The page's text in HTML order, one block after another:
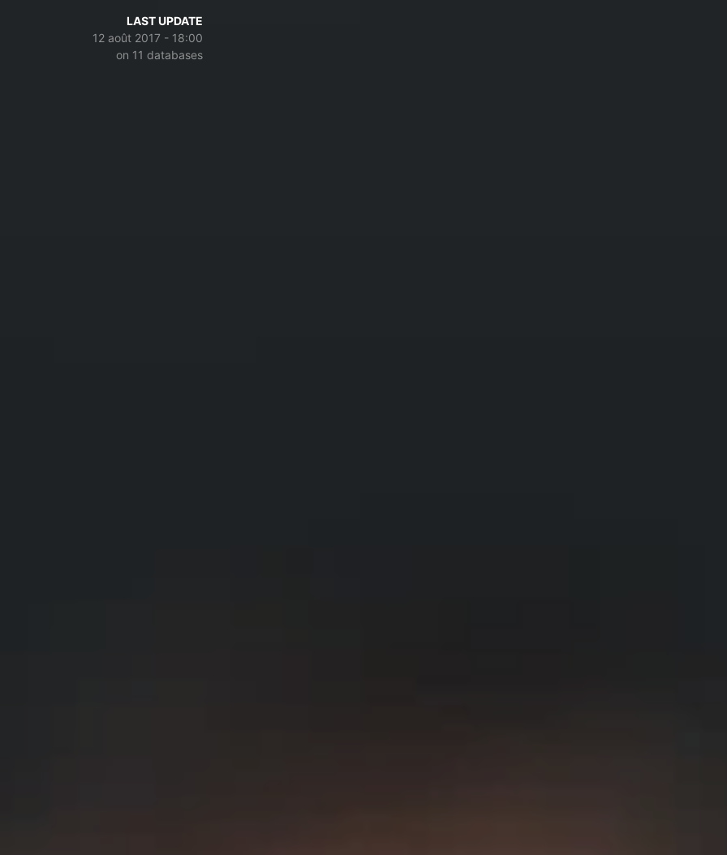
LAST UPDATE
12 août 2017 - 18:00
on 11 databases